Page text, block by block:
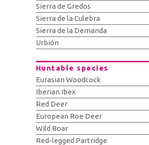
Sierra de Gredos
Sierra de la Culebra
Sierra de la Demanda
Urbión
Huntable species
Eurasian Woodcock
Iberian Ibex
Red Deer
European Roe Deer
Wild Boar
Red-legged Partridge